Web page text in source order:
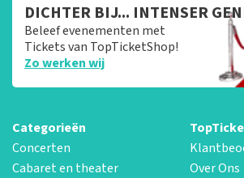
DICHTER BIJ... INTENSER
Beleef evenementen met
Tickets van TopTicketShop!
Zo werken wij
Categorieën
Concerten
Cabaret en theater
Over Ons